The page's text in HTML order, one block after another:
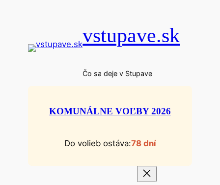
vstupave.sk
Čo sa deje v Stupave
KOMUNÁLNE VOĽBY 2026
Do volieb ostáva:78 dní